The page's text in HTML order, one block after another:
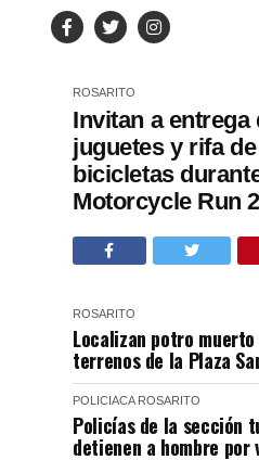
ROSARITO
Invitan a entrega
juguetes y rifa de
bicicletas
Motorcycle Run
ROSARITO
Localizan potro
terrenos de la Plaza
POLICIACA ROSARITO
Policías de la sección
detienen a hombre por